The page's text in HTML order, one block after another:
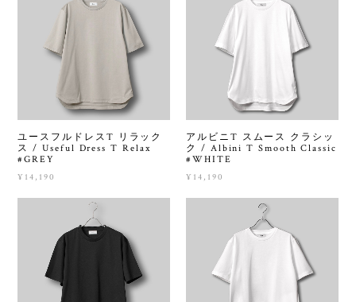
ユースフルドレスT リラック
ス / Useful Dress T Relax
#GREY
¥14,190
アルビニT スムース クラシッ
ク / Albini T Smooth Classic
#WHITE
¥14,190